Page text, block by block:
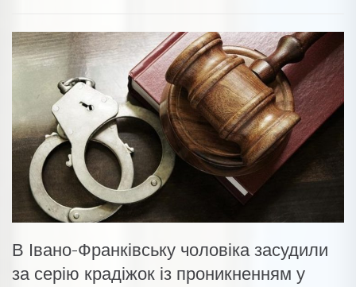
В Івано-Франківську чоловіка засудили
за серію крадіжок із проникненням у